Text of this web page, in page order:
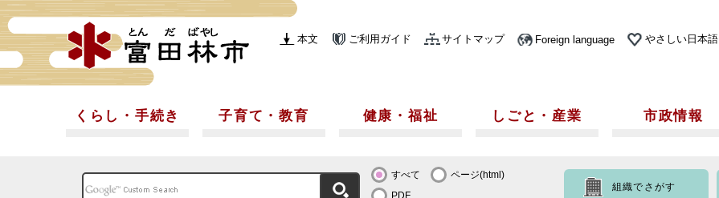
本文 ご利用ガイド サイトマップ Foreign language やさしい日本語
くらし・手続き 子育て・教育 健康・福祉 しごと・産業 市政情報
すべて
ページ(html)
組織でさがす